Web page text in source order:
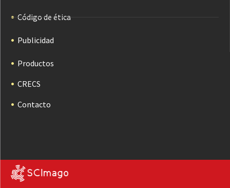
Código de ética
Publicidad
Productos
CRECS
Contacto